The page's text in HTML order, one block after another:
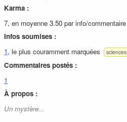
Karma :
7, en moyenne 3.50 par info/commentaire
Infos soumises :
1, le plus couramment marquées sciences
Commentaires postés :
1
À propos :
Un mystère...